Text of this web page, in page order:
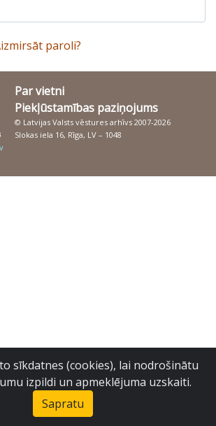
paroli?
Par vietni
Piekļūstamības paziņojums
© Latvijas Valsts vēstures arhīvs 2007-2026
Slokas iela 16, Rīga, LV – 1048
sīkdatnes (cookies), lai nodrošinātu
izpildi un apmeklējuma uzskaiti.
Sapratu